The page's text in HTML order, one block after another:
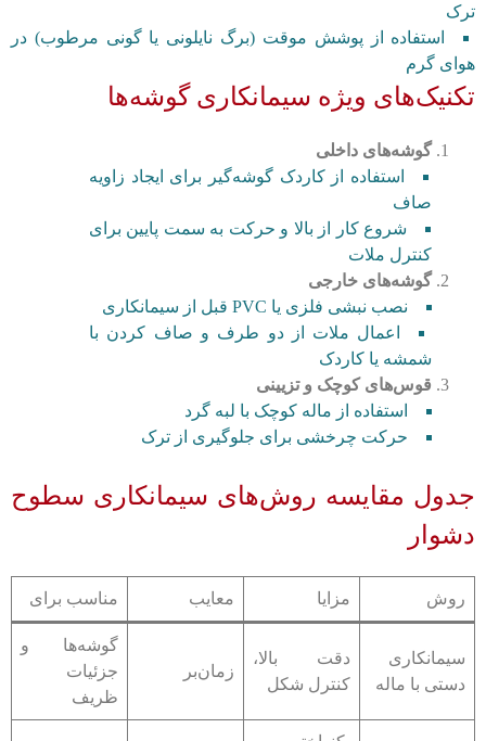
ترک
استفاده از پوشش موقت (برگ نایلونی یا گونی مرطوب) در
هوای گرم
تکنیک‌های ویژه سیمانکاری گوشه‌ها
گوشه‌های داخلی
استفاده از کاردک گوشه‌گیر برای ایجاد زاویه
صاف
شروع کار از بالا و حرکت به سمت پایین برای
کنترل ملات
گوشه‌های خارجی
نصب نبشی فلزی یا PVC قبل از سیمانکاری
اعمال ملات از دو طرف و صاف کردن با
شمشه یا کاردک
قوس‌های کوچک و تزیینی
استفاده از ماله کوچک با لبه گرد
حرکت چرخشی برای جلوگیری از ترک
جدول مقایسه روش‌های سیمانکاری سطوح
دشوار
روش مزایا معایب مناسب برای
سیمانکاری
دستی با ماله
دقت بالا،
کنترل شکل
زمان‌بر
گوشه‌ها و
جزئیات
ظریف